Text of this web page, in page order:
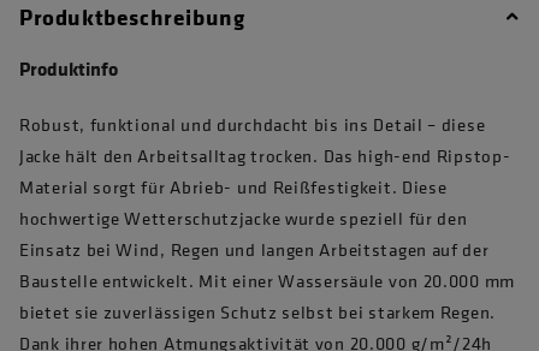
Produktbeschreibung
Produktinfo
Robust, funktional und durchdacht bis ins Detail – diese
Jacke hält den Arbeitsalltag trocken. Das high-end Ripstop-
Material sorgt für Abrieb- und Reißfestigkeit. Diese
hochwertige Wetterschutzjacke wurde speziell für den
Einsatz bei Wind, Regen und langen Arbeitstagen auf der
Baustelle entwickelt. Mit einer Wassersäule von 20.000 mm
bietet sie zuverlässigen Schutz selbst bei starkem Regen.
Dank ihrer hohen Atmungsaktivität von 20.000 g/m²/24h